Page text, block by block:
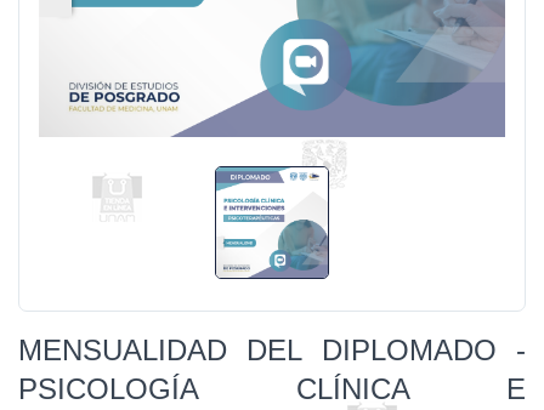
MENSUALIDAD DEL DIPLOMADO -
PSICOLOGÍA CLÍNICA E